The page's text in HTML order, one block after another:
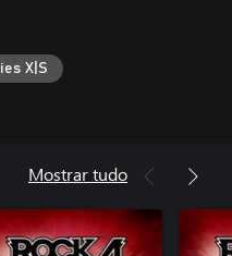
X|S
Mostrar tudo